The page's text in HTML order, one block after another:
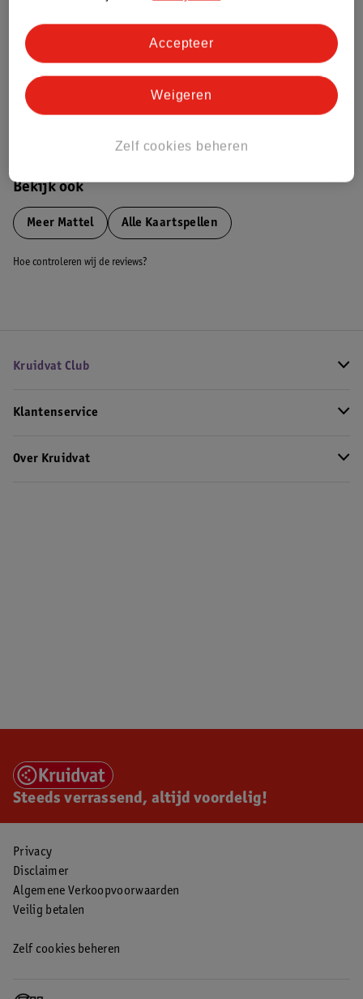
Dit product heeft (nog) geen Nature
Impact Score.
Meer informatie
Bekijk ook
Meer Mattel Alle Kaartspellen
Hoe controleren wij de reviews?
Kruidvat Club
Klantenservice
Over Kruidvat
Steeds verrassend, altijd voordelig!
Privacy
Disclaimer
Algemene Verkoopvoorwaarden
Veilig betalen
Zelf cookies beheren
Zelf cookies beheren
Weigeren
Accepteer